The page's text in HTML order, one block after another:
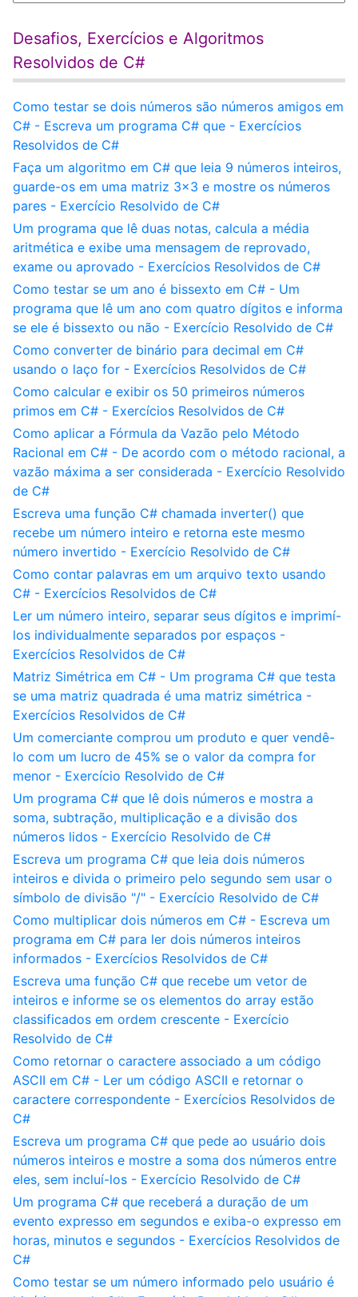
Desafios, Exercícios e Algoritmos
Resolvidos de C#
Como testar se dois números são números amigos em
C# - Escreva um programa C# que - Exercícios
Resolvidos de C#
Faça um algoritmo em C# que leia 9 números inteiros,
guarde-os em uma matriz 3x3 e mostre os números
pares - Exercício Resolvido de C#
Um programa que lê duas notas, calcula a média
aritmética e exibe uma mensagem de reprovado,
exame ou aprovado - Exercícios Resolvidos de C#
Como testar se um ano é bissexto em C# - Um
programa que lê um ano com quatro dígitos e informa
se ele é bissexto ou não - Exercício Resolvido de C#
Como converter de binário para decimal em C#
usando o laço for - Exercícios Resolvidos de C#
Como calcular e exibir os 50 primeiros números
primos em C# - Exercícios Resolvidos de C#
Como aplicar a Fórmula da Vazão pelo Método
Racional em C# - De acordo com o método racional, a
vazão máxima a ser considerada - Exercício Resolvido
de C#
Escreva uma função C# chamada inverter() que
recebe um número inteiro e retorna este mesmo
número invertido - Exercício Resolvido de C#
Como contar palavras em um arquivo texto usando
C# - Exercícios Resolvidos de C#
Ler um número inteiro, separar seus dígitos e imprimí-
los individualmente separados por espaços -
Exercícios Resolvidos de C#
Matriz Simétrica em C# - Um programa C# que testa
se uma matriz quadrada é uma matriz simétrica -
Exercícios Resolvidos de C#
Um comerciante comprou um produto e quer vendê-
lo com um lucro de 45% se o valor da compra for
menor - Exercício Resolvido de C#
Um programa C# que lê dois números e mostra a
soma, subtração, multiplicação e a divisão dos
números lidos - Exercício Resolvido de C#
Escreva um programa C# que leia dois números
inteiros e divida o primeiro pelo segundo sem usar o
símbolo de divisão "/" - Exercício Resolvido de C#
Como multiplicar dois números em C# - Escreva um
programa em C# para ler dois números inteiros
informados - Exercícios Resolvidos de C#
Escreva uma função C# que recebe um vetor de
inteiros e informe se os elementos do array estão
classificados em ordem crescente - Exercício
Resolvido de C#
Como retornar o caractere associado a um código
ASCII em C# - Ler um código ASCII e retornar o
caractere correspondente - Exercícios Resolvidos de
C#
Escreva um programa C# que pede ao usuário dois
números inteiros e mostre a soma dos números entre
eles, sem incluí-los - Exercício Resolvido de C#
Um programa C# que receberá a duração de um
evento expresso em segundos e exiba-o expresso em
horas, minutos e segundos - Exercícios Resolvidos de
C#
Como testar se um número informado pelo usuário é